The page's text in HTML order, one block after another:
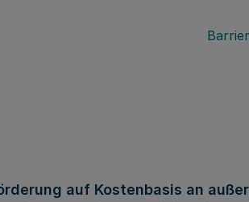
auf Kostenbasis an